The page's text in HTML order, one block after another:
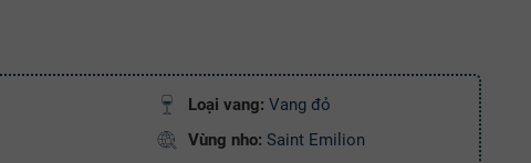
Loại vang: Vang đỏ
Vùng nho: Saint Emilion